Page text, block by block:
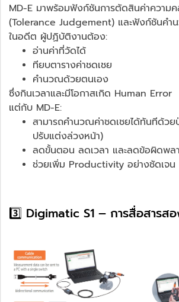
MD-E มาพร้อมฟังก์ชันการตัดสินค่าความ
(Tolerance Judgement) และฟังก์ชันคำ
ในอดีต ผู้ปฏิบัติงานต้อง:
อ่านค่าที่วัดได้
ทียบตารางค่าชดเชย
คำนวณด้วยตนเอง
ซึ่งกินเวลาและมีโอกาสเกิด Human Error
แต่กับ MD-E:
สามารถคำนวณค่าชดเชยได้ทันทีด้ว
ปรับแต่งล่วงหน้า)
ลดขั้นตอน ลดเวลา และลดข้อผิดพล
ช่วยเพิ่ม Productivity อย่างชัดเจน
3️⃣ Digimatic S1 – การสื่อสารส